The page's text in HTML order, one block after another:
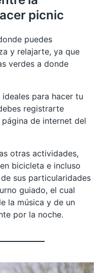
picnic
puedes
y relajarte, ya que
verdes a donde
para hacer tu
registrarte
de internet del
otras actividades,
bicicleta e incluso
sus particularidades
guiado, el cual
la música y de un
por la noche.